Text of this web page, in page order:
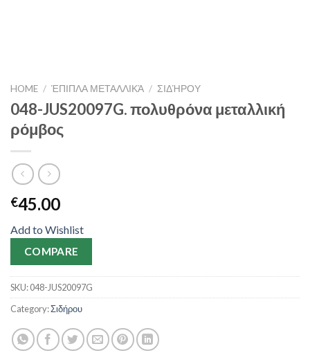
HOME / ΈΠΙΠΛΑ ΜΕΤΑΛΛΙΚΆ / ΣΙΔΉΡΟΥ
048-JUS20097G. πολυθρόνα μεταλλική
ρόμβος
€45.00
Add to Wishlist
COMPARE
SKU:048-JUS20097G
Category:Σιδήρου